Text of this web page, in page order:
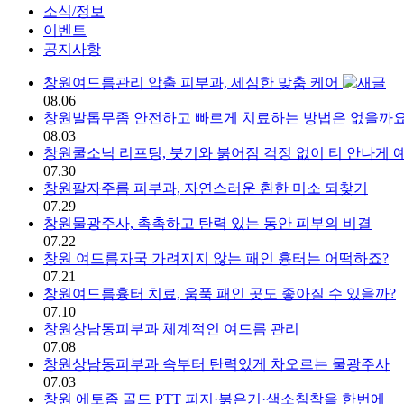
소식/정보
이벤트
공지사항
소식/정보 | 창원 피부과 디엘의
창원여드름관리 압출 피부과, 세심한 맞춤 케어
08.06
창원발톱무좀 안전하고 빠르게 치료하는 방법은 없을까
08.03
창원쿨소닉 리프팅, 붓기와 붉어짐 걱정 없이 티 안나게
07.30
창원팔자주름 피부과, 자연스러운 환한 미소 되찾기
07.29
창원물광주사, 촉촉하고 탄력 있는 동안 피부의 비결
07.22
창원 여드름자국 가려지지 않는 패인 흉터는 어떡하죠?
07.21
창원여드름흉터 치료, 움푹 패인 곳도 좋아질 수 있을까?
07.10
창원상남동피부과 체계적인 여드름 관리
07.08
창원상남동피부과 속부터 탄력있게 차오르는 물광주사
07.03
창원 에토좀 골드 PTT 피지·붉은기·색소침착을 한번에